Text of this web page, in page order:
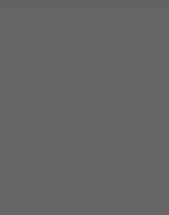
pubblicate sul Sito ai
e dei collocatori.